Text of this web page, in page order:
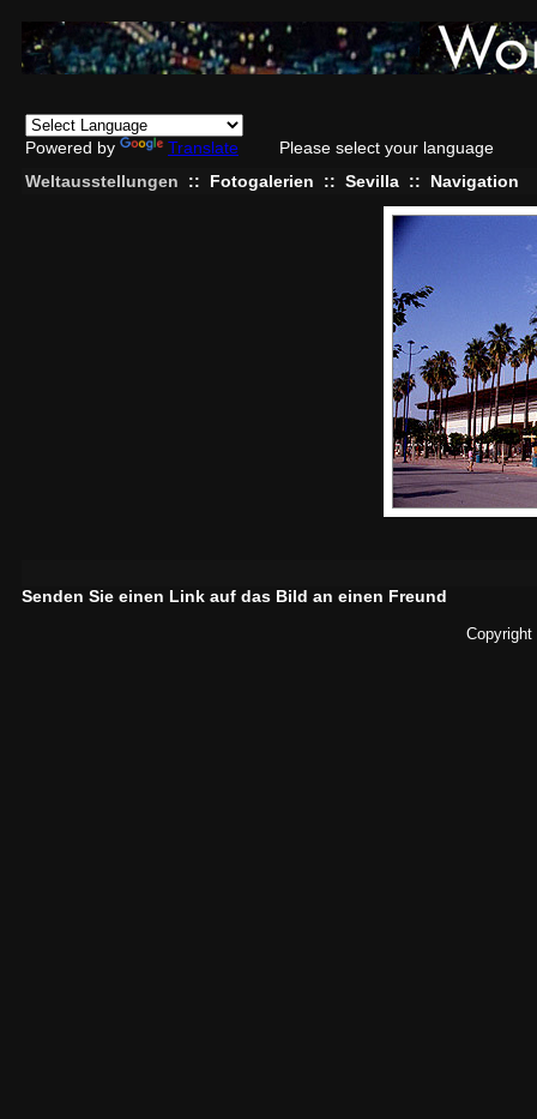
Powered by Translate
Please select your language
Weltausstellungen
:: Fotogalerien :: Sevilla :: Navigation
Senden Sie einen Link auf das Bild an einen Freund